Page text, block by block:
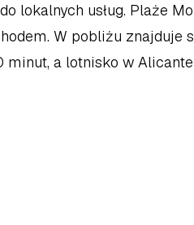
lokalnych usług. Plaże
W pobliżu znajduje
minut, a lotnisko w